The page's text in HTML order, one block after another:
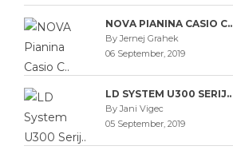
NOVA PIANINA CASIO C..
By Jernej Grahek
06 September, 2019
LD SYSTEM U300 SERIJ..
By Jani Vigec
05 September, 2019